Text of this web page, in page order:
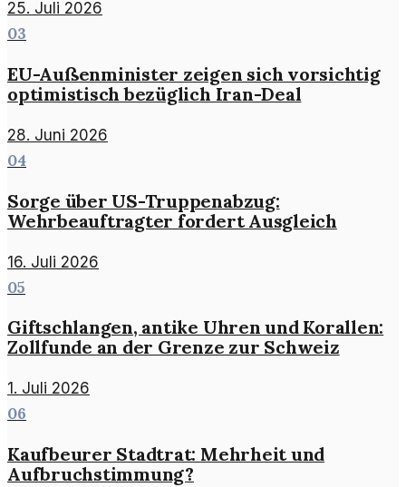
25. Juli 2026
03
EU-Außenminister zeigen sich vorsichtig
optimistisch bezüglich Iran-Deal
28. Juni 2026
04
Sorge über US-Truppenabzug:
Wehrbeauftragter fordert Ausgleich
16. Juli 2026
05
Giftschlangen, antike Uhren und Korallen:
Zollfunde an der Grenze zur Schweiz
1. Juli 2026
06
Kaufbeurer Stadtrat: Mehrheit und
Aufbruchstimmung?